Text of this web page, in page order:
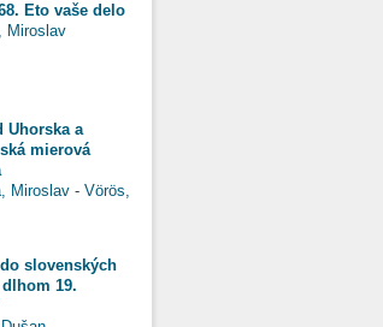
Eto vaše delo
Miroslav
Uhorska a
mierová
Miroslav - Vörös,
slovenských
19.